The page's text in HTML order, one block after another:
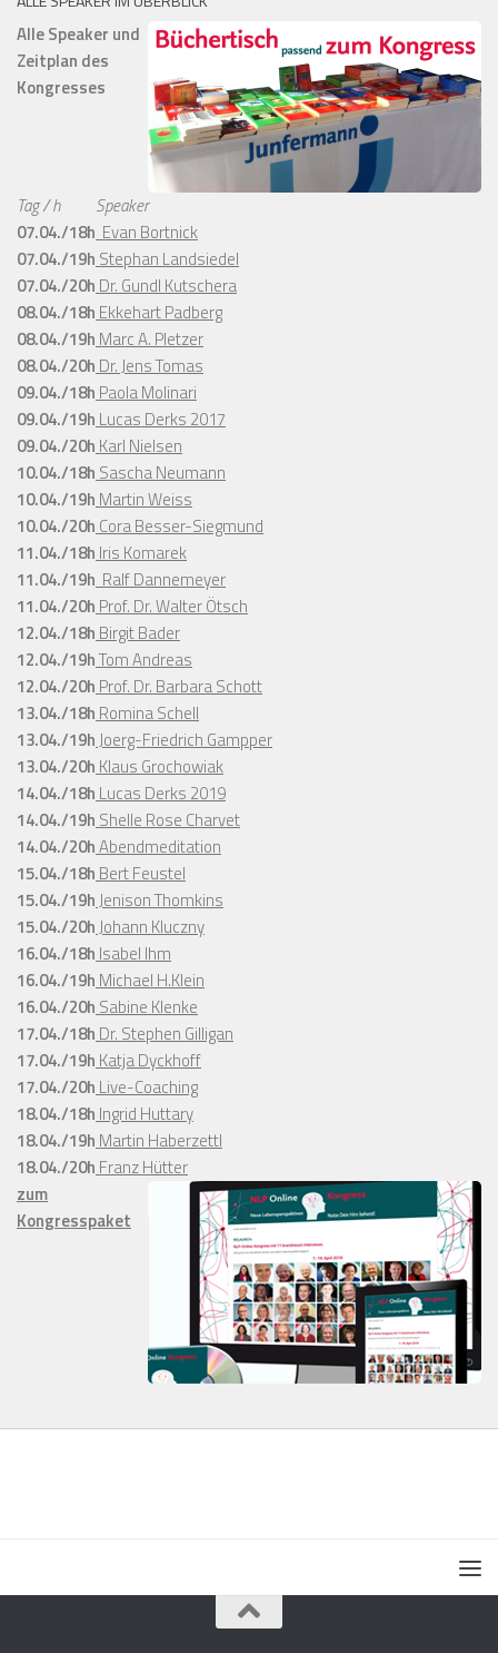
Alle Speaker und
Zeitplan des
Kongresses
Tag / h
Speaker
07.04./18h Evan Bortnick
07.04./19h Stephan Landsiedel
07.04./20h Dr. Gundl Kutschera
08.04./18h Ekkehart Padberg
08.04./19h Marc A. Pletzer
08.04./20h Dr. Jens Tomas
09.04./18h Paola Molinari
09.04./19h Lucas Derks 2017
09.04./20h Karl Nielsen
10.04./18h Sascha Neumann
10.04./19h Martin Weiss
10.04./20h Cora Besser-Siegmund
11.04./18h Iris Komarek
11.04./19h Ralf Dannemeyer
11.04./20h Prof. Dr. Walter Ötsch
12.04./18h Birgit Bader
12.04./19hTom Andreas
12.04./20h Prof. Dr. Barbara Schott
13.04./18h Romina Schell
13.04./19hJoerg-Friedrich Gampper
13.04./20h Klaus Grochowiak
14.04./18h Lucas Derks 2019
14.04./19h Shelle Rose Charvet
14.04./20hAbendmeditation
15.04./18h Bert Feustel
15.04./19hJenison Thomkins
15.04./20hJohann Kluczny
16.04./18h Isabel Ihm
16.04./19h Michael H.Klein
16.04./20h Sabine Klenke
17.04./18h Dr. Stephen Gilligan
17.04./19h Katja Dyckhoff
17.04./20h Live-Coaching
18.04./18h Ingrid Huttary
18.04./19h Martin Haberzettl
18.04./20h Franz Hütter
zum
Kongresspaket